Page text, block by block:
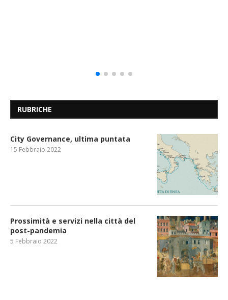
RUBRICHE
City Governance, ultima puntata
15 Febbraio 2022
Prossimità e servizi nella città del
post-pandemia
5 Febbraio 2022